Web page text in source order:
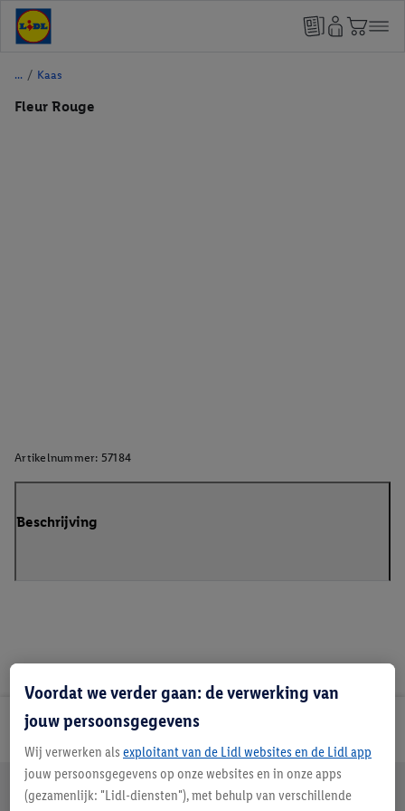
/ Kaas
Fleur Rouge
Artikelnummer: 57184
Beschrijving
Lidl Nieuwsbrief
Jouw voordelen bij ons als Lidl webshop klant
Gratis retourneren Veilig winkelen
Voordat we verder gaan: de verwerking van
jouw persoonsgegevens
Wij verwerken als exploitant van de Lidl websites en de Lidl app
jouw persoonsgegevens op onze websites en in onze apps
(gezamenlijk: "Lidl-diensten"), met behulp van verschillende